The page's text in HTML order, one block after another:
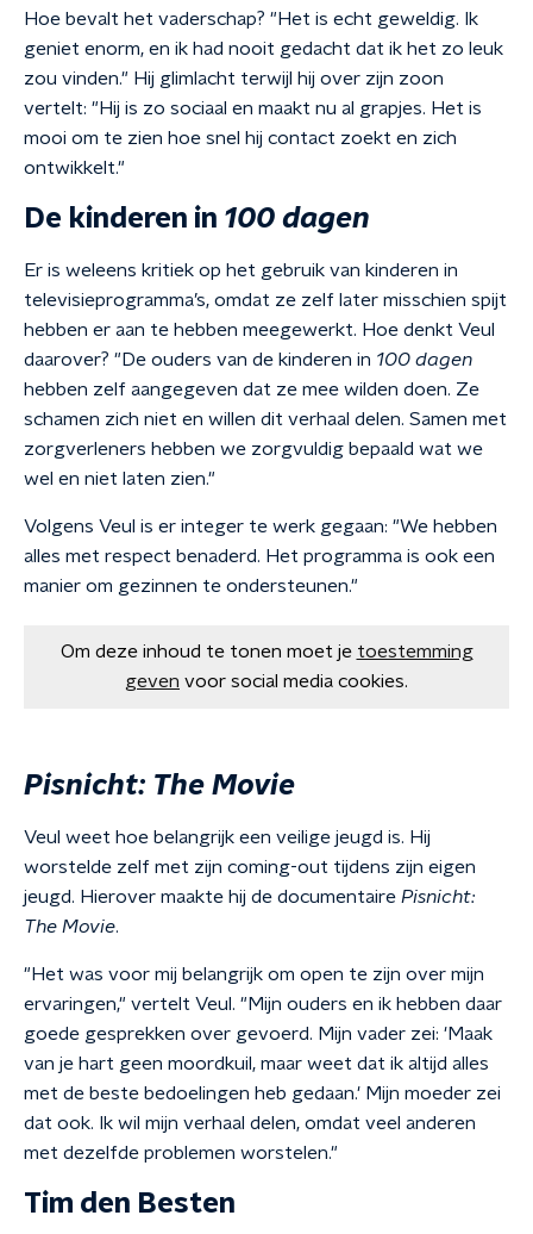
Hoe bevalt het vaderschap? "Het is echt geweldig. Ik
geniet enorm, en ik had nooit gedacht dat ik het zo leuk
zou vinden." Hij glimlacht terwijl hij over zijn zoon
vertelt: "Hij is zo sociaal en maakt nu al grapjes. Het is
mooi om te zien hoe snel hij contact zoekt en zich
ontwikkelt."
De kinderen in 100 dagen
Er is weleens kritiek op het gebruik van kinderen in
televisieprogramma’s, omdat ze zelf later misschien spijt
hebben er aan te hebben meegewerkt. Hoe denkt Veul
daarover? "De ouders van de kinderen in 100 dagen
hebben zelf aangegeven dat ze mee wilden doen. Ze
schamen zich niet en willen dit verhaal delen. Samen met
zorgverleners hebben we zorgvuldig bepaald wat we
wel en niet laten zien."
Volgens Veul is er integer te werk gegaan: "We hebben
alles met respect benaderd. Het programma is ook een
manier om gezinnen te ondersteunen."
Om deze inhoud te tonen moet je toestemming
geven voor social media cookies.
Pisnicht: The Movie
Veul weet hoe belangrijk een veilige jeugd is. Hij
worstelde zelf met zijn coming-out tijdens zijn eigen
jeugd. Hierover maakte hij de documentaire Pisnicht:
The Movie.
"Het was voor mij belangrijk om open te zijn over mijn
ervaringen," vertelt Veul. "Mijn ouders en ik hebben daar
goede gesprekken over gevoerd. Mijn vader zei: 'Maak
van je hart geen moordkuil, maar weet dat ik altijd alles
met de beste bedoelingen heb gedaan.' Mijn moeder zei
dat ook. Ik wil mijn verhaal delen, omdat veel anderen
met dezelfde problemen worstelen."
Tim den Besten